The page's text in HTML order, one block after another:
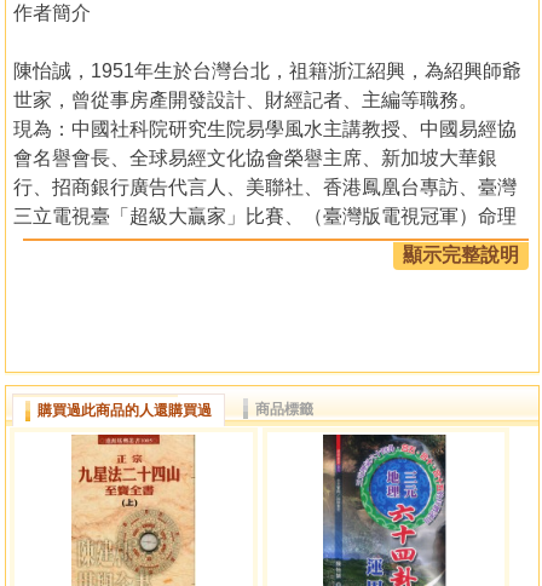
作者簡介
陳怡誠，1951年生於台灣台北，祖籍浙江紹興，為紹興師爺
世家，曾從事房產開發設計、財經記者、主編等職務。
現為：中國社科院研究生院易學風水主講教授、中國易經協
會名譽會長、全球易經文化協會榮譽主席、新加坡大華銀
行、招商銀行廣告代言人、美聯社、香港鳳凰台專訪、臺灣
三立電視臺「超級大贏家」比賽、（臺灣版電視冠軍）命理
專業組第一名。
其中以研究金融、銀行風水最獨到，最有名案為臺灣土地銀
帳全部消化。（美聯社及華視特別報導）為花旗銀行上海分
行專業經理人佈局，短短二年，業績躍升為全中國第一名，
馬上被挖角到新加坡服務。
預測交通部長簡又新十八標案事件。預測馬英九2008年當
選，選後逢瓶頸
專欄：臺灣經濟日報、臺灣新生報、中央日報、自由時報專
欄主筆、萬寶週刊「風水泄天機」專欄主筆、中華日報「1、
顯示完整說明
購買過此商品的人還購買過 商品標籤